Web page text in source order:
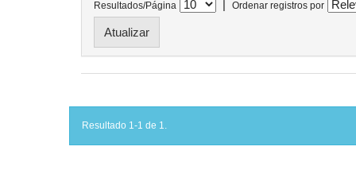
Resultados/Página | Ordenar registros por
Resultado 1-1 de 1.